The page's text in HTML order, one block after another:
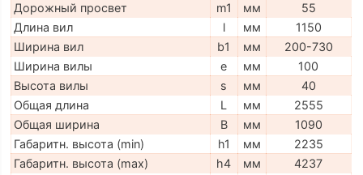
Дорожный просвет
m1 мм
55
Длина вил
l мм
1150
Ширина вил
b1 мм
200-730
Ширина вилы
e мм
100
Высота вилы
s мм
40
Общая длина
L мм
2555
Общая ширина
B мм
1090
Габаритн. высота (min)
h1 мм
2235
Габаритн. высота (max)
h4 мм
4237